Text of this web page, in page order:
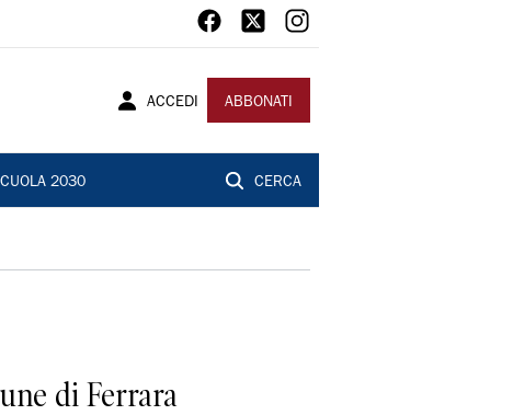
ACCEDI ABBONATI
2030 CERCA
di Ferrara